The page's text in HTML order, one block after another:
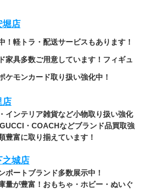
堀店
！軽トラ・配送サービスもあります！
家具多数ご用意しています！フィギュ
ケモンカード取り扱い強化中！
店
インテリア雑貨など小物取り扱い強化
・COACHなどブランド品買取強
豊富に取り揃えています！
之城店
ポートブランド多数展示中！
量が豊富！おもちゃ・ホビー・ぬいぐ